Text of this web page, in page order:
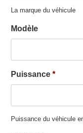
La marque du véhicule
Modèle
Puissance *
Puissance du véhicule